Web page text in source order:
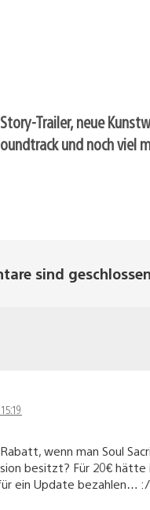
Trailer, neue
und noch viel
sind
wenn man Soul
besitzt? Für 20€ hätte
ein Update bezahlen… :/